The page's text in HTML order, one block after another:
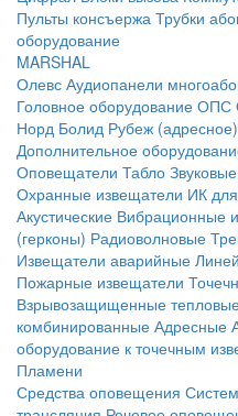
Пульты консъержа Трубки
оборудование
MARSHAL
Олевс Аудиопанели
Головное оборудование ОПС
Норд Болид Рубеж (адресное)
Дополнительное
Оповещатели Табло Звуковые
Охранные извещатели ИК
Акустические Вибрационные
(герконы) Радиоволновые
Извещатели аварийные
Пожарные извещатели
Взрывозащищенные
комбинированные Адресные
оборудование к точечным
Пламени
Средства оповещения